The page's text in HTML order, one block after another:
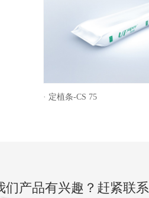
· 定植条-CS 75
们产品有兴趣？赶紧联系